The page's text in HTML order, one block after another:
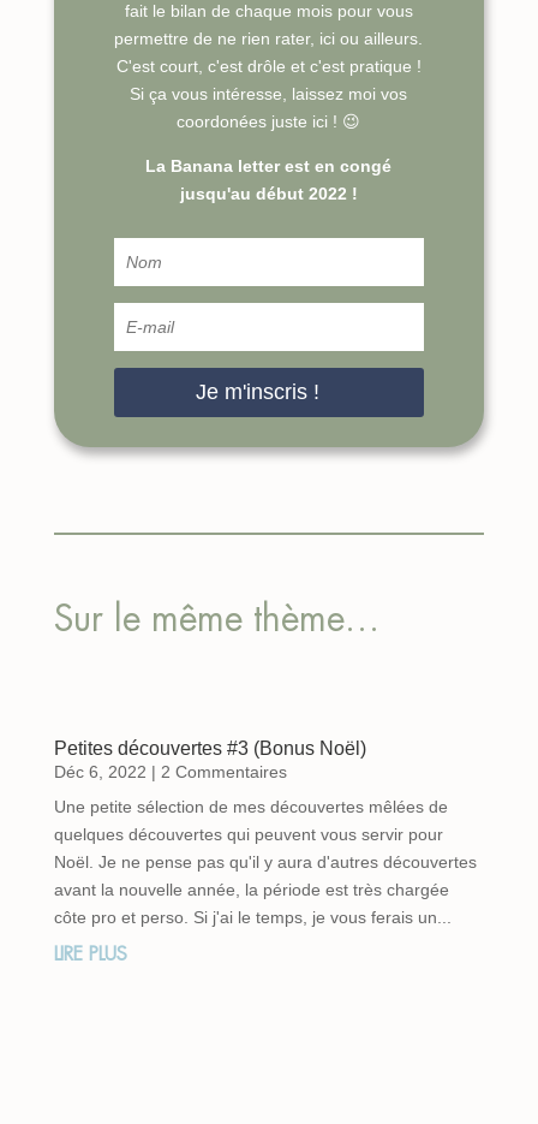
fait le bilan de chaque mois pour vous
permettre de ne rien rater, ici ou ailleurs.
C'est court, c'est drôle et c'est pratique !
Si ça vous intéresse, laissez moi vos
coordonées juste ici ! 😉
La Banana letter est en congé
jusqu'au début 2022 !
Je m'inscris !
Sur le même thème…
Petites découvertes #3 (Bonus Noël)
Déc 6, 2022 | 2 Commentaires
Une petite sélection de mes découvertes mêlées de
quelques découvertes qui peuvent vous servir pour
Noël. Je ne pense pas qu'il y aura d'autres découvertes
avant la nouvelle année, la période est très chargée
côte pro et perso. Si j'ai le temps, je vous ferais un...
LIRE PLUS